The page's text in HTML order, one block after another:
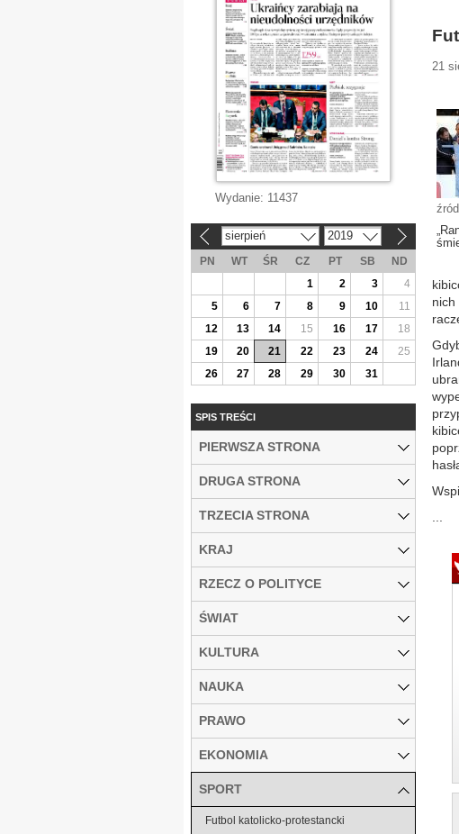
21
nich
Wydanie: 11437
sierpień 2019
PN WT ŚR CZ PT SB
ND
1
2 3
4
5
6 7 8 9 10
11
12
13 14 15 16 17
18
19
20 21 22 23 24
25
26
27 28 29 30 31
SPIS TREŚCI
PIERWSZA STRONA
DRUGA STRONA
TRZECIA STRONA
KRAJ
RZECZ O POLITYCE
ŚWIAT
KULTURA
NAUKA
PRAWO
EKONOMIA
SPORT
Futbol katolicko-protestancki